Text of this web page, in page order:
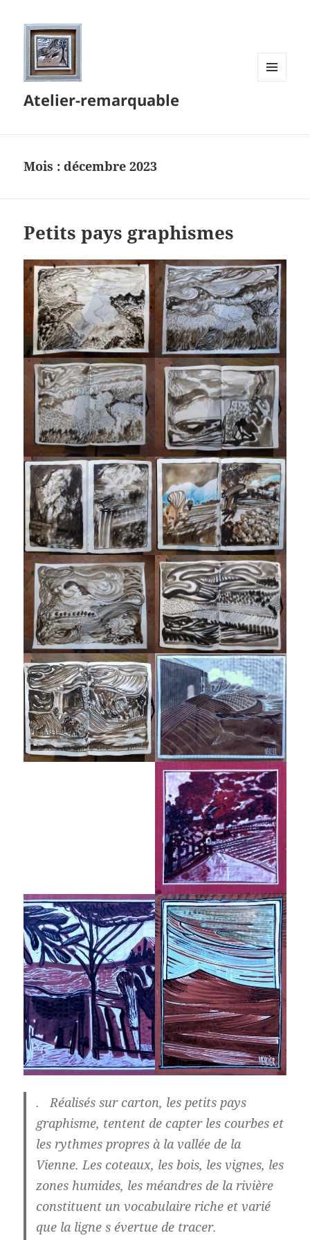
Atelier-remarquable
Mois :décembre 2023
Petits pays graphismes
. Réalisés sur carton, les petits pays
graphisme, tentent de capter les courbes et
les rythmes propres à la vallée de la
Vienne. Les coteaux, les bois, les vignes, les
zones humides, les méandres de la rivière
constituent un vocabulaire riche et varié
que la ligne s évertue de tracer.